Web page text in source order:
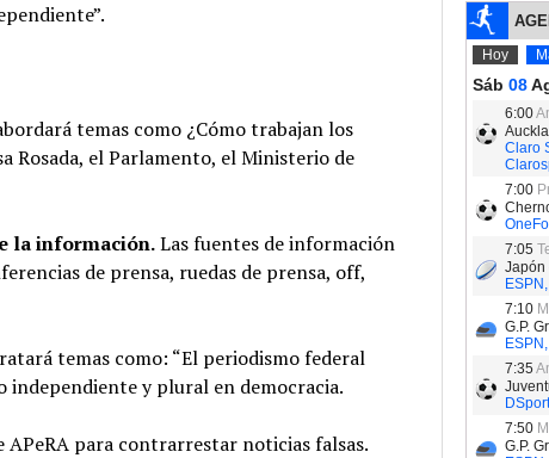
temas como ¿Cómo trabajan los
Rosada, el Parlamento, el Ministerio de
la información.Las fuentes de información
de prensa, ruedas de prensa, off,
temas como: “El periodismo federal
independiente y plural en democracia.
para contrarrestar noticias falsas.